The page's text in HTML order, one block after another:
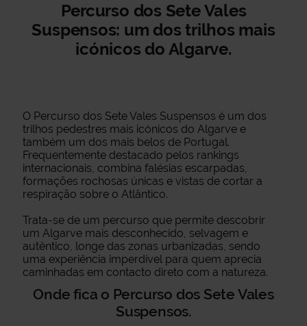
Percurso dos Sete Vales
Suspensos: um dos trilhos mais
icónicos do Algarve.
O Percurso dos Sete Vales Suspensos é um dos
trilhos pedestres mais icónicos do Algarve e
também um dos mais belos de Portugal.
Frequentemente destacado pelos rankings
internacionais, combina falésias escarpadas,
formações rochosas únicas e vistas de cortar a
respiração sobre o Atlântico.
Trata-se de um percurso que permite descobrir
um Algarve mais desconhecido, selvagem e
autêntico, longe das zonas urbanizadas, sendo
uma experiência imperdível para quem aprecia
caminhadas em contacto direto com a natureza.
Onde fica o Percurso dos Sete Vales
Suspensos.